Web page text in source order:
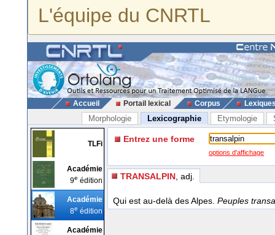
L'équipe du CNRTL
Accueil Portail lexical Corpus
Morphologie Lexicographie Etymologie
TLFi
Académie
9e édition
Académie
8e édition
Académie
Entrez une forme
options d'affichage
TRANSALPIN , adj.
Qui est au-delà des Alpes. Peuples